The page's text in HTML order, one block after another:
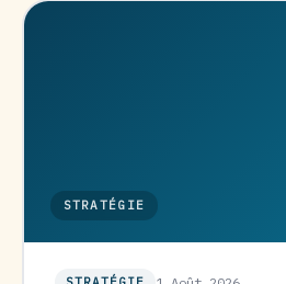
STRATÉGIE